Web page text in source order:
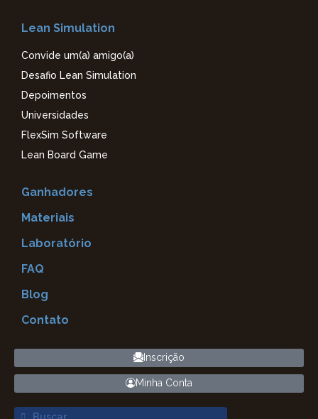
Lean Simulation
Convide um(a) amigo(a)
Desafio Lean Simulation
Depoimentos
Universidades
FlexSim Software
Lean Board Game
Ganhadores
Materiais
Laboratório
FAQ
Blog
Contato
Inscrição
Minha Conta